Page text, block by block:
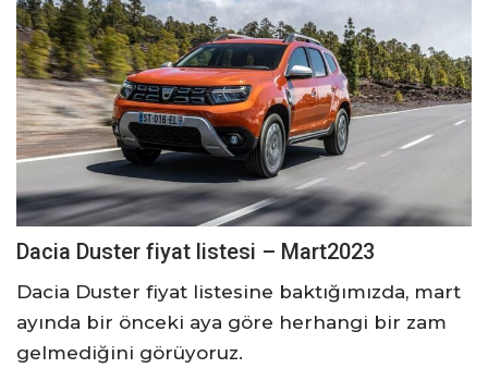
Dacia Duster fiyat listesi – Mart2023
Dacia Duster fiyat listesine baktığımızda, mart
ayında bir önceki aya göre herhangi bir zam
gelmediğini görüyoruz.